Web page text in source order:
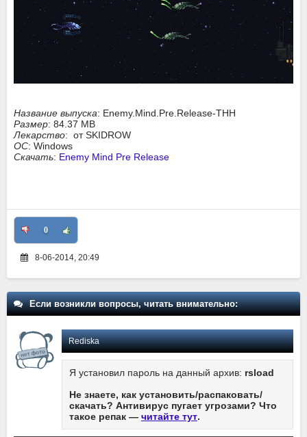
Название выпуска: Enemy.Mind.Pre.Release-THH
Размер: 84.37 MB
Лекарство: от SKIDROW
ОС: Windows
Скачать: Enemy Mind Pre Release
0
8-06-2014, 20:49
Если возникли вопросы, читать внимательно:
Rediska
Я установил пароль на данный архив: rsload
Не знаете, как установить/распаковать/
скачать? Антивирус пугает угрозами? Что
такое репак — читайте тут.